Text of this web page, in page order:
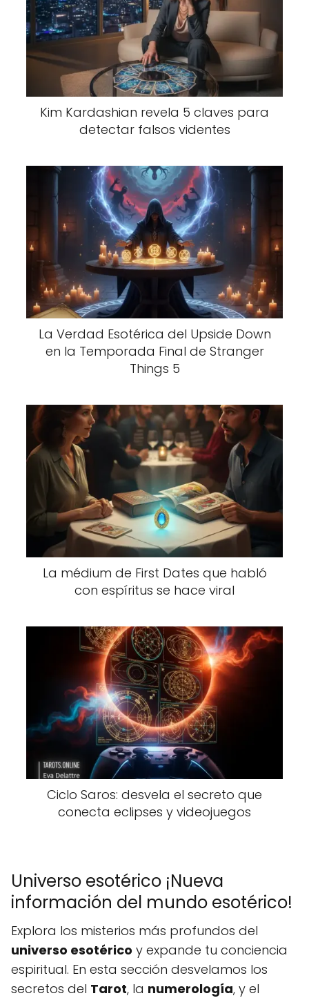
Kim Kardashian revela 5 claves para
detectar falsos videntes
La Verdad Esotérica del Upside Down
en la Temporada Final de Stranger
Things 5
La médium de First Dates que habló
con espíritus se hace viral
Ciclo Saros: desvela el secreto que
conecta eclipses y videojuegos
Universo esotérico ¡Nueva
información del mundo esotérico!
Explora los misterios más profundos del
universo esotérico y expande tu conciencia
espiritual. En esta sección desvelamos los
secretos del Tarot, la numerología, y el